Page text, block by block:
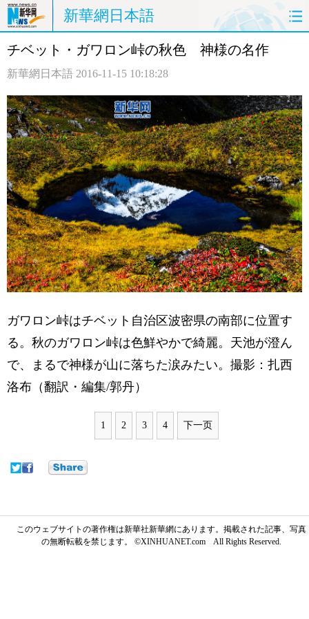
新華網日本語
ホームページ 政治 経済
観光 評論 写真
中日対訳
チベット・ガワロン峠の秋色 神様の名作
新華網日本語 2016-11-15 10:18:28
ガワロン峠はチベット自治区波密県の南部に位置す
る。秋のガワロン峠は色鮮やかで綺麗。天池が澄ん
で、まるで神様が山に落ちた涙みたい。撮影：扎西
洛布（翻訳・編集/郭丹）
1 2 3 4 下一页
このウェブサイトの著作権は新華社新華網にあります。掲載された記事、写真
の無断転載を禁じます。 ©XINHUANET.com All Rights Reserved.